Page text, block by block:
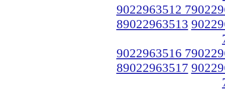
9022963512
89022963513
9022963516
89022963517